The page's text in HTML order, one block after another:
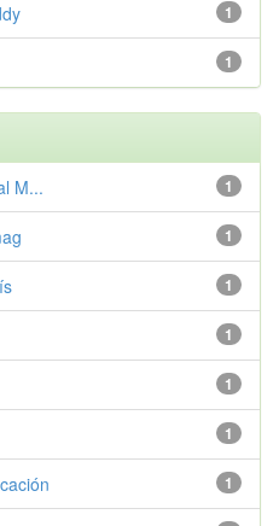
1
1
1
M...
1
1
1
1
1
1